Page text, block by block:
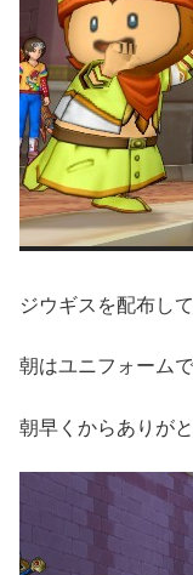
ジウギスを配布し
朝はユニフォーム
朝早くからありが